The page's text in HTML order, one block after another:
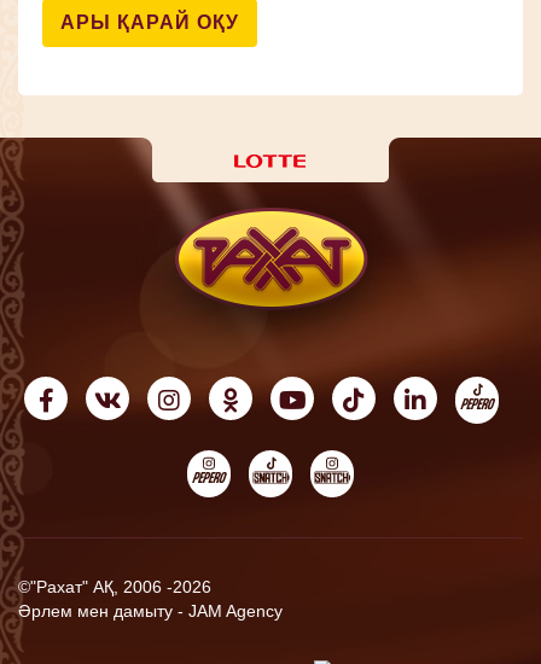
АРЫ ҚАРАЙ ОҚУ
©"Рахат" АҚ, 2006 -2026
Әрлем мен дамыту - JAM Agency